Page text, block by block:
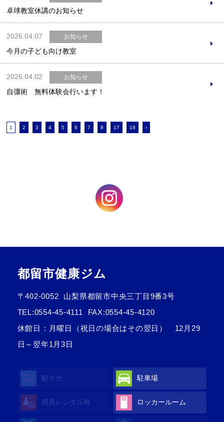
卓球教室休講のお知らせ
2026.04.07 お知らせ
今月の子ども向け教室
2026.04.02 お知らせ
自彊術 無料体験会行います！
1 2 3 4 5 6 7 8 17 18 ›
都留市健康ジム
〒402-0052
山梨県都留市中央三丁目9番3号
TEL:0554-45-4111
FAX:0554-45-4120
休館日：月曜日（祝日の場合はその翌日） 12月29
日～翌年1月3日
駅チカ 駐車場
用具レンタル有 ロッカールーム